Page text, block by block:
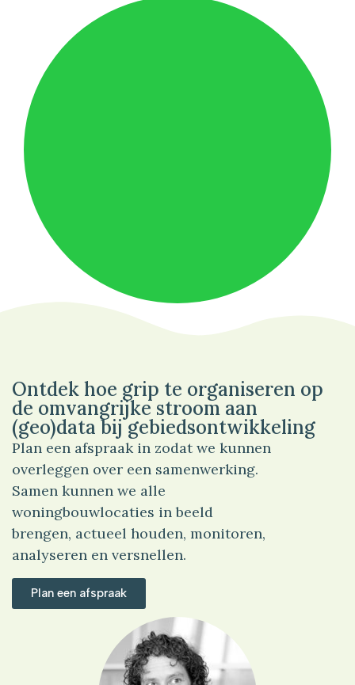
Ontdek hoe grip te organiseren op
de omvangrijke stroom aan
(geo)data bij gebiedsontwikkeling
Plan een afspraak in zodat we kunnen
overleggen over een samenwerking.
Samen kunnen we alle
woningbouwlocaties in beeld
brengen, actueel houden, monitoren,
analyseren en versnellen.
Plan een afspraak